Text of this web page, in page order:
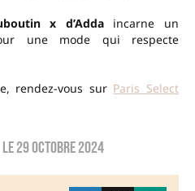
x d’Addaincarne un
une mode qui respecte
rendez-vous sur Paris Select
le29 octobre 2024